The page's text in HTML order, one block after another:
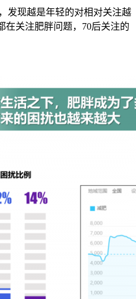
发现越是年轻的对相对关注越
在关注肥胖问题，70后关注的